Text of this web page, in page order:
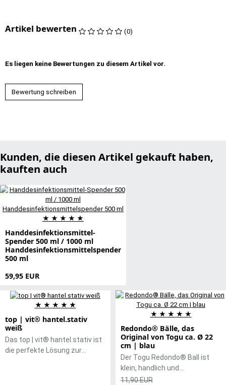
Artikel bewerten (0)
Es liegen keine Bewertungen zu diesem Artikel vor.
Bewertung schreiben
Kunden, die diesen Artikel gekauft haben,
kauften auch
★ ★ ★ ★ ★
Handdesinfektionsmittel-
Spender 500 ml / 1000 ml
Handdesinfektionsmittelspender
500 ml
59,95 EUR
★ ★ ★ ★ ★
top | vit® hantel.stativ
weiß
Das top | vit® hantel.stativ ist
die perfekte Lösung zur
★ ★ ★ ★ ★
Redondo® Bälle, das
Original von Togu ca. Ø 22
cm | blau
11,90 EUR
Der Togu Redondo® Ball ist
klein, handlich und
unverzichtbar. Der super-softe